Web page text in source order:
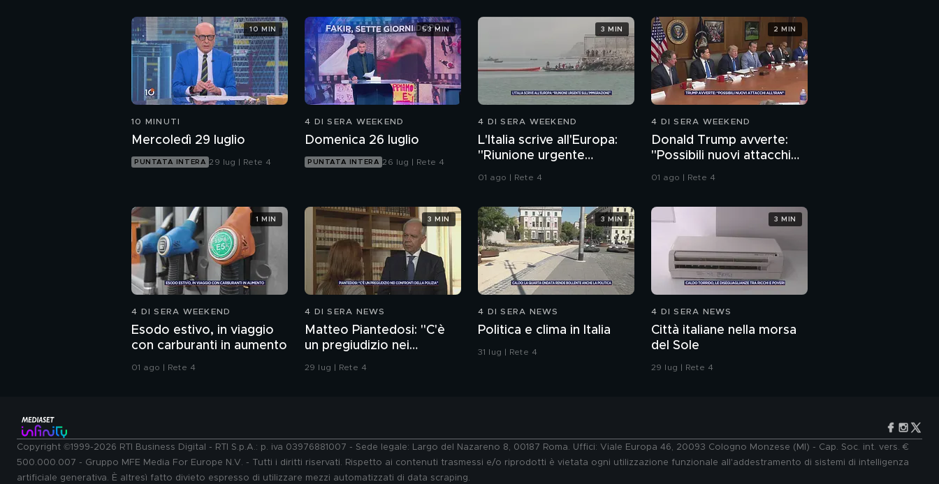
10 MINUTI
Mercoledì 29 luglio
PUNTATA INTERA 29 lug | Rete 4
10 MIN
4 DI SERA WEEKEND
Domenica 26 luglio
PUNTATA INTERA 26 lug | Rete 4
53 MIN
4 DI SERA WEEKEND
L'Italia scrive all'Europa:
"Riunione urgente
sull'immigrazione"
01 ago | Rete 4
3 MIN
4 DI SERA WEEKEND
Donald Trump avverte:
"Possibili nuovi attacchi
all'Iran"
01 ago | Rete 4
2 MIN
4 DI SERA WEEKEND
Esodo estivo, in viaggio
con carburanti in aumento
01 ago | Rete 4
1 MIN
4 DI SERA NEWS
Matteo Piantedosi: "C'è
un pregiudizio nei
confronti della polizia"
29 lug | Rete 4
3 MIN
4 DI SERA NEWS
Politica e clima in Italia
31 lug | Rete 4
3 MIN
4 DI SERA NEWS
Città italiane nella morsa
del Sole
29 lug | Rete 4
3 MIN
Copyright ©1999-2026 RTI Business Digital - RTI S.p.A.: p. iva 03976881007 - Sede legale: Largo del Nazareno 8, 00187 Roma. Uffici: Viale Europa 46, 20093 Cologno Monzese (MI) - Cap. Soc. int. vers. €
500.000.007 - Gruppo MFE Media For Europe N.V. - Tutti i diritti riservati. Rispetto ai contenuti trasmessi e/o riprodotti è vietata ogni utilizzazione funzionale all'addestramento di sistemi di intelligenza
artificiale generativa. È altresì fatto divieto espresso di utilizzare mezzi automatizzati di data scraping.